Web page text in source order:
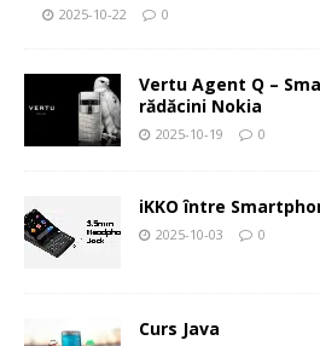
2025-10-22 0
Vertu Agent Q –
rădăcini Nokia
2025-10-19 0
iKKO între
2025-10-03 0
Curs Java